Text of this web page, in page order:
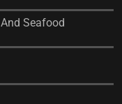
Seafood